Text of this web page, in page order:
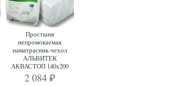
Простыня
непромокаемая
наматрасник-чехол
АЛЬВИТЕК
АКВАСТОП 140х200
2 084 ₽